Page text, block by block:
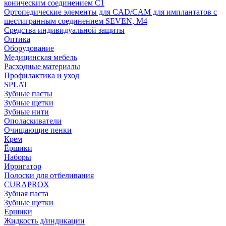
коническим соединением С1
Ортопедические элементы для CAD/CAM для имплантатов с
шестигранным соединением SEVEN, М4
Средства индивидуальной защиты
Оптика
Оборудование
Медицинская мебель
Расходные материалы
Профилактика и уход
SPLAT
Зубные пасты
Зубные щетки
Зубные нити
Ополаскиватели
Очищающие пенки
Крем
Ёршики
Наборы
Ирригатор
Полоски для отбеливания
CURAPROX
Зубная паста
Зубные щетки
Ёршики
Жидкость д/индикации